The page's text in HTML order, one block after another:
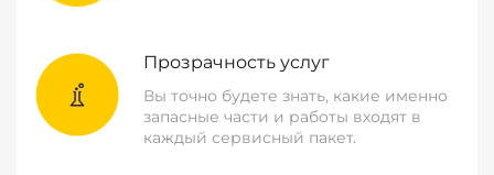
Прозрачность услуг
Вы точно будете знать, какие именно
запасные части и работы входят в
каждый сервисный пакет.